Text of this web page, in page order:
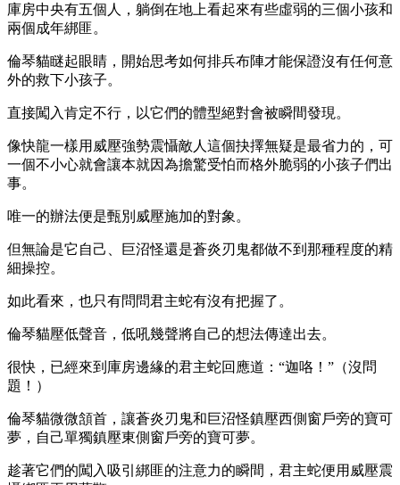
庫房中央有五個人，躺倒在地上看起來有些虛弱的三個小孩和
兩個成年綁匪。
倫琴貓瞇起眼睛，開始思考如何排兵布陣才能保證沒有任何意
外的救下小孩子。
直接闖入肯定不行，以它們的體型絕對會被瞬間發現。
像快龍一樣用威壓強勢震懾敵人這個抉擇無疑是最省力的，可
一個不小心就會讓本就因為擔驚受怕而格外脆弱的小孩子們出
事。
唯一的辦法便是甄別威壓施加的對象。
但無論是它自己、巨沼怪還是蒼炎刃鬼都做不到那種程度的精
細操控。
如此看來，也只有問問君主蛇有沒有把握了。
倫琴貓壓低聲音，低吼幾聲將自己的想法傳達出去。
很快，已經來到庫房邊緣的君主蛇回應道：“迦咯！”（沒問
題！）
倫琴貓微微頷首，讓蒼炎刃鬼和巨沼怪鎮壓西側窗戶旁的寶可
夢，自己單獨鎮壓東側窗戶旁的寶可夢。
趁著它們的闖入吸引綁匪的注意力的瞬間，君主蛇便用威壓震